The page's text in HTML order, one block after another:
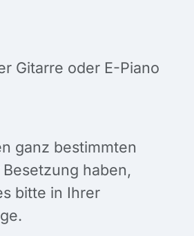
Gitarre oder E-Piano
ganz bestimmten
haben,
bitte in Ihrer